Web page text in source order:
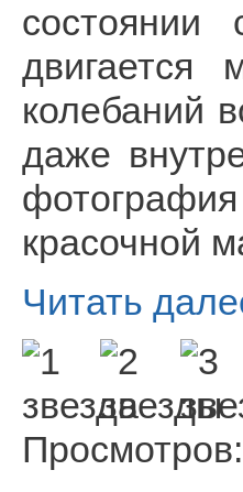
состоянии
двигается
колебаний
даже
красочной
Читать